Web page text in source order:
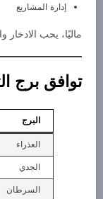
إدارة المشاريع
ماليًا، يحب الادخار
توافق برج
البرج
العذراء
الجدي
السرطان